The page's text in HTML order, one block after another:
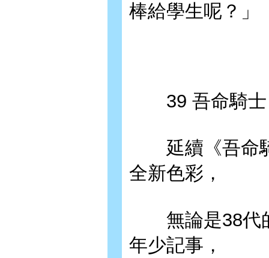
棒給學生呢？」
39 吾命騎士
延續《吾命騎
全新色彩，
無論是38代的
年少記事，